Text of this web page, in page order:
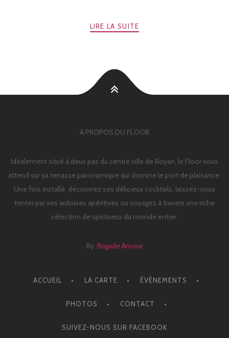
LIRE LA SUITE
A PROPOS DU FLOOR
Idéalement situé à deux pas du centre ville de Royan, le Floor vous
attend sur sa terrasse panoramique qui domine le port de plaisance.
Une fois installé, découvrez ses délicieux cocktails, laissez-vous
tenter par ses ardoises apéritives ou voyagez à travers une riche
sélection de spiritueux du monde entier.
By Brigade Amour
ACCUEIL LA CARTE ÉVÈNEMENTS
PHOTOS CONTACT
SUIVEZ-NOUS SUR FACEBOOK